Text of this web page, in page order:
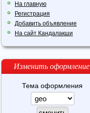
На главную
Регистрация
Добавить объявление
На сайт Кандалакши
Изменить оформление
Тема оформления